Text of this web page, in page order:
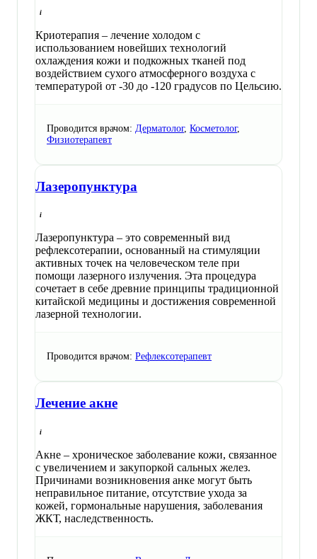
Криотерапия – лечение холодом с
использованием новейших технологий
охлаждения кожи и подкожных тканей под
воздействием сухого атмосферного воздуха с
температурой от -30 до -120 градусов по Цельсию.
Проводится врачом: Дерматолог, Косметолог,
Физиотерапевт
Лазеропунктура
Лазеропунктура – это современный вид
рефлексотерапии, основанный на стимуляции
активных точек на человеческом теле при
помощи лазерного излучения. Эта процедура
сочетает в себе древние принципы традиционной
китайской медицины и достижения современной
лазерной технологии.
Проводится врачом: Рефлексотерапевт
Лечение акне
Акне – хроническое заболевание кожи, связанное
с увеличением и закупоркой сальных желез.
Причинами возникновения анке могут быть
неправильное питание, отсутствие ухода за
кожей, гормональные нарушения, заболевания
ЖКТ, наследственность.